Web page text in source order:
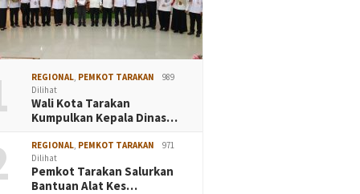
REGIONAL PEMKOT TARAKAN
989
Dilihat
Wali Kota Tarakan
Kumpulkan Kepala Dinas…
REGIONAL PEMKOT TARAKAN
971
Dilihat
Pemkot Tarakan Salurkan
Bantuan Alat Kes…